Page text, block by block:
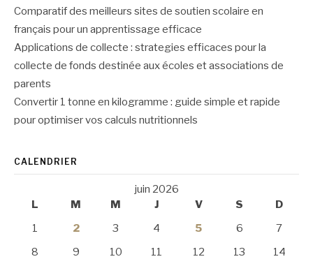
Comparatif des meilleurs sites de soutien scolaire en
français pour un apprentissage efficace
Applications de collecte : strategies efficaces pour la
collecte de fonds destinée aux écoles et associations de
parents
Convertir 1 tonne en kilogramme : guide simple et rapide
pour optimiser vos calculs nutritionnels
CALENDRIER
juin 2026
L
M M J V S
D
1
2 3 4 5 6
7
8
9 10 11 12 13
14